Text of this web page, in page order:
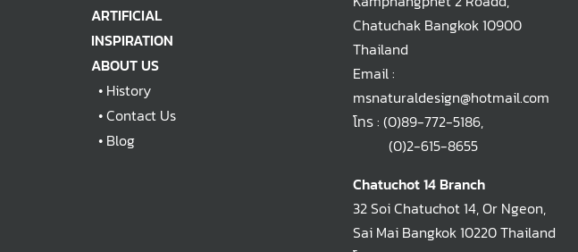
ARTIFICIAL
INSPIRATION
ABOUT US
• History
•Contact Us
• Blog
Chatuchak Bangkok 10900
Thailand
Email :
msnaturaldesign@hotmail.com
โทร : (0)89-772-5186,
(0)2-615-8655
Chatuchot 14 Branch
32 Soi Chatuchot 14, Or Ngeon,
Sai Mai Bangkok 10220 Thailand